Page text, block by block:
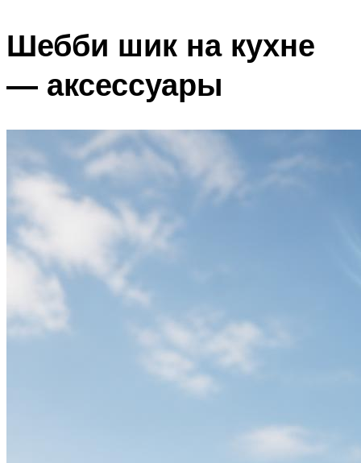
Шебби шик на кухне
— аксессуары